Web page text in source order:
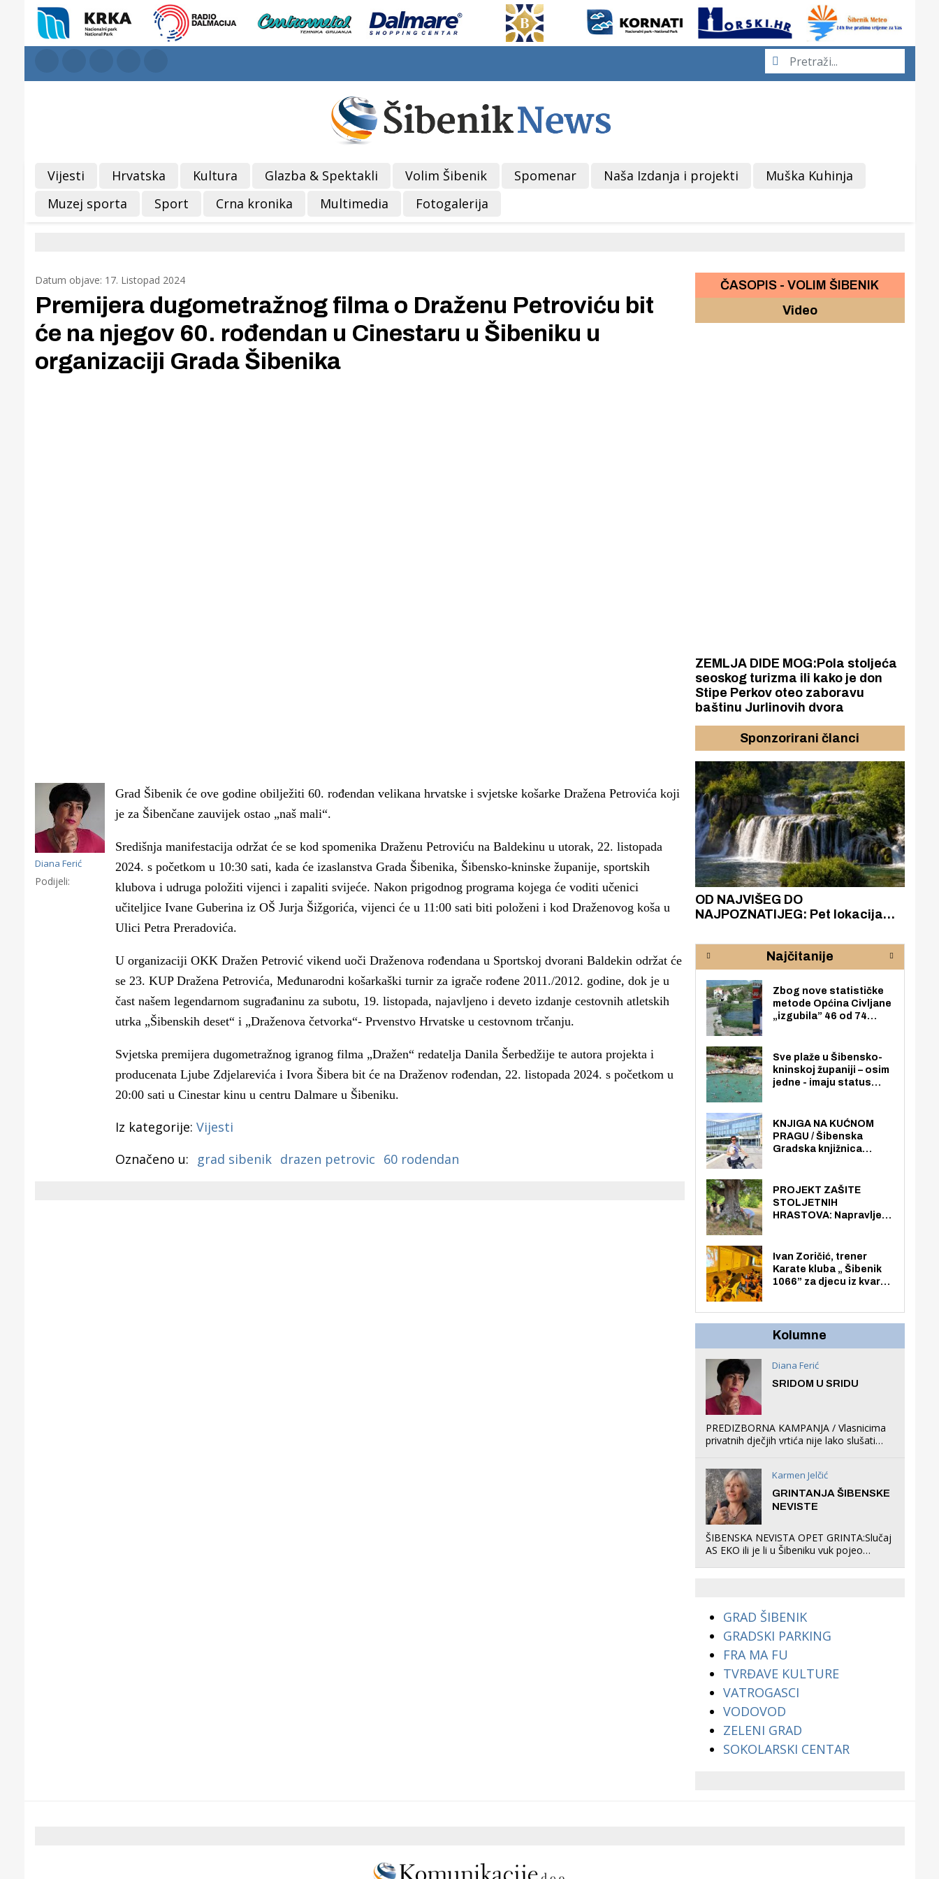
Vijesti Hrvatska Kultura Glazba & Spektakli Volim Šibenik Spomenar Naša Izdanja i projekti
Muška Kuhinja
Muzej sporta
Sport Crna kronika Multimedia Fotogalerija
Datum objave: 17. Listopad 2024
Premijera dugometražnog filma o Draženu Petroviću bit
će na njegov 60. rođendan u Cinestaru u Šibeniku u
organizaciji Grada Šibenika
Diana Ferić
Podijeli:
Grad Šibenik će ove godine obilježiti 60. rođendan velikana hrvatske i svjetske košarke Dražena Petrovića koji
je za Šibenčane zauvijek ostao „naš mali“.
Središnja manifestacija održat će se kod spomenika Draženu Petroviću na Baldekinu u utorak, 22. listopada
2024. s početkom u 10:30 sati, kada će izaslanstva Grada Šibenika, Šibensko-kninske županije, sportskih
klubova i udruga položiti vijenci i zapaliti svijeće. Nakon prigodnog programa kojega će voditi učenici
učiteljice Ivane Guberina iz OŠ Jurja Šižgorića, vijenci će u 11:00 sati biti položeni i kod Draženovog koša u
Ulici Petra Preradovića.
U organizaciji OKK Dražen Petrović vikend uoči Draženova rođendana u Sportskoj dvorani Baldekin održat će
se 23. KUP Dražena Petrovića, Međunarodni košarkaški turnir za igrače rođene 2011./2012. godine, dok je u
čast našem legendarnom sugrađaninu za subotu, 19. listopada, najavljeno i deveto izdanje cestovnih atletskih
utrka „Šibenskih deset“ i „Draženova četvorka“- Prvenstvo Hrvatske u cestovnom trčanju.
Svjetska premijera dugometražnog igranog filma „Dražen“ redatelja Danila Šerbedžije te autora projekta i
producenata Ljube Zdjelarevića i Ivora Šibera bit će na Draženov rođendan, 22. listopada 2024. s početkom u
20:00 sati u Cinestar kinu u centru Dalmare u Šibeniku.
Iz kategorije: Vijesti
Označeno u:
grad sibenik drazen petrovic 60 rodendan
ČASOPIS - VOLIM ŠIBENIK
Video
ZEMLJA DIDE MOG:Pola stoljeća
seoskog turizma ili kako je don
Stipe Perkov oteo zaboravu
baštinu Jurlinovih dvora
Sponzorirani članci
Gornji tok Krke iz prve ruke -
Otkrijte hostel Titius u
Šibenik spreman za dolazak
električnih autobusa: izgrađeno
OD NAJVIŠEG DO
NAJPOZNATIJEG: Pet lokacija
rijeke Krke
Najčitanije
Zbog nove statističke
metode Općina Civljane
„izgubila” 46 od 74
nego radno sposobnih
osoba među svojih 170
stanovnika.
Sve plaže u Šibensko-
kninskoj županiji – osim
jedne - imaju status
općoj upotrebi. Pristup
je slobodan i besplatan
za sve građane i
KNJIGA NA KUĆNOM
PRAGU / Šibenska
Gradska knjižnica
knjiga na kućnu adresu
električnim biciklom.
PROJEKT ZAŠITE
STOLJETNIH
HRASTOVA: Napravljen
Zmajevac
Ivan Zoričić, trener
Karate kluba „ Šibenik
1066” za djecu iz kvarta
organizirao dječje
Kolumne
Diana Ferić
SRIDOM U SRIDU
PREDIZBORNA KAMPANJA / Vlasnicima
privatnih dječjih vrtića nije lako slušati
što oni rade u Šibeniku ne postoji
Karmen Jelčić
GRINTANJA ŠIBENSKE
NEVISTE
ŠIBENSKA NEVISTA OPET GRINTA:Slučaj
AS EKO ili je li u Šibeniku vuk pojeo
GRAD ŠIBENIK
GRADSKI PARKING
FRA MA FU
TVRĐAVE KULTURE
VATROGASCI
VODOVOD
ZELENI GRAD
SOKOLARSKI CENTAR